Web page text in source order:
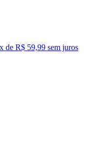
x de R$ 59,99 sem juros